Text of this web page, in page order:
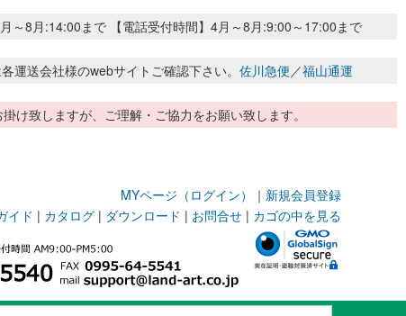
～8月:14:00まで 【電話受付時間】4月～8月:9:00～17:00まで
運送会社様のwebサイトご確認下さい。 佐川急便／福山通運
け致しますが、ご理解・ご協力をお願い致します。
MYページ（ログイン） ｜ 新規会員登録
イド | カタログ | ダウンロード | お問合せ | カゴの中を見る